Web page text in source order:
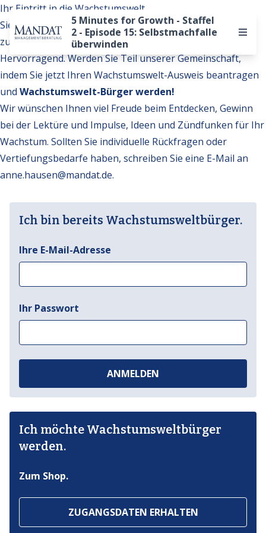
5 Minutes for Growth - Staffel
2 - Episode 15: Selbstmachfalle
überwinden
Ihr Eintritt in die Wachstumswelt
Sie möchten auf weitere Inhalte der Wachstumswelt
zugreifen?
Hervorragend. Werden Sie Teil unserer Gemeinschaft,
indem Sie jetzt Ihren Wachstumswelt-Ausweis beantragen
und Wachstumswelt-Bürger werden!
Wir wünschen Ihnen viel Freude beim Entdecken, Gewinn
bei der Lektüre und Impulse, Ideen und Zündfunken für Ihr
Wachstum. Sollten Sie individuelle Rückfragen oder
Vertiefungsbedarfe haben, schreiben Sie eine E-Mail an
anne.hausen@mandat.de.
Ich bin bereits Wachstumsweltbürger.
Ihre E-Mail-Adresse
Ihr Passwort
ANMELDEN
Ich möchte Wachstumsweltbürger
werden.
Zum Shop.
ZUGANGSDATEN ERHALTEN